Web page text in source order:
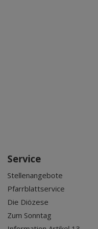
Service
Stellenangebote
Pfarrblattservice
Die Diözese
Zum Sonntag